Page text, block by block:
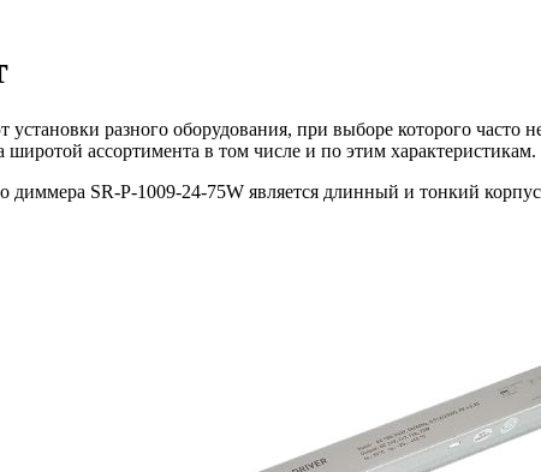
разного оборудования, при выборе которого
ассортимента в том числе и по этим характеристикам.
SR-P-1009-24-75W является длинный и тонкий